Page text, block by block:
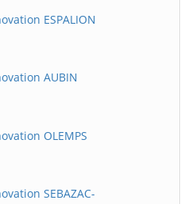
ESPALION
AUBIN
OLEMPS
SEBAZAC-